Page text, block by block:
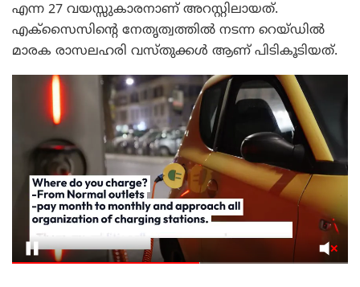
എന്ന 27 വയസ്സുകാരനാണ് അറസ്റ്റിലായത്.
എക്സൈസിൻ്റെ നേതൃത്വത്തിൽ നടന്ന റെയ്ഡിൽ
മാരക രാസലഹരി വസ്തുക്കൾ ആണ് പിടികൂടിയത്.